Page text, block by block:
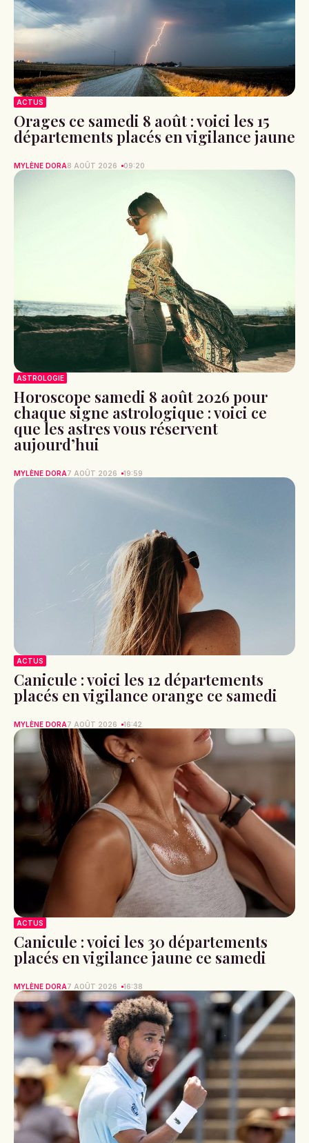
ACTUS
Orages ce samedi 8 août : voici les 15
départements placés en vigilance jaune
MYLÈNE DORA8 AOÛT 2026 09:20
ASTROLOGIE
Horoscope samedi 8 août 2026 pour
chaque signe astrologique : voici ce
que les astres vous réservent
aujourd’hui
MYLÈNE DORA7 AOÛT 2026 19:59
ACTUS
Canicule : voici les 12 départements
placés en vigilance orange ce samedi
MYLÈNE DORA7 AOÛT 2026 16:42
ACTUS
Canicule : voici les 30 départements
placés en vigilance jaune ce samedi
MYLÈNE DORA7 AOÛT 2026 16:38